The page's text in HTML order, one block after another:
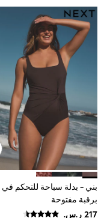
& Backpacks
Caps
Belts
Jumpers
Polo Shirts
& Swimwear
T-Shirts
& Backpacks
Lunchboxes
Bags
Blouses
Shirts
Polo Shirts
GIRLS
E-Gift Card
New In
In from Next
0-2 years
بني - بدلة سباحة للتحكم في
برقبة مفتوحة